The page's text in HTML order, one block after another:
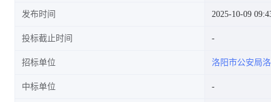
发布时间 2025-10-09
投标截止时间
招标单位 洛阳市公安局
中标单位